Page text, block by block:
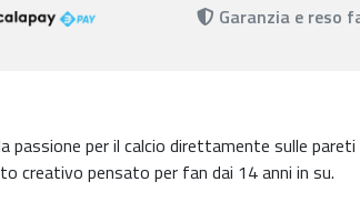
Garanzia e reso
passione per il calcio direttamente sulle
creativo pensato per fan dai 14 anni in su.